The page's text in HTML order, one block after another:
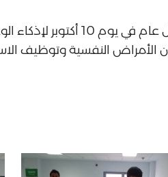
الصحة النفسية.
الأمراض النفسية وتوظيف